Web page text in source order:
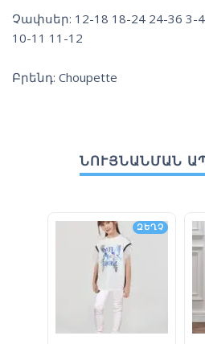
Չափսեր: 12-18 18-24 24-36 3-
10-11 11-12
Բրենդ: Choupette
ՆՈՒՅՆԱՆՄԱՆ
ԶԵՂՉ